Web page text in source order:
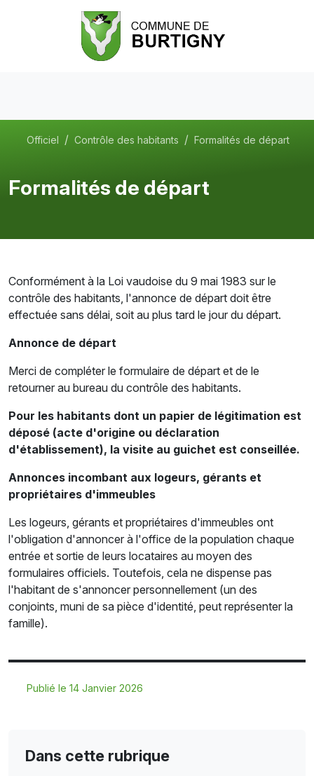
Officiel Contrôle des habitants Formalités de départ
Formalités de départ
Conformément à la Loi vaudoise du 9 mai 1983 sur le
contrôle des habitants, l'annonce de départ doit être
effectuée sans délai, soit au plus tard le jour du départ.
Annonce de départ
Merci de compléter le formulaire de départ et de le
retourner au bureau du contrôle des habitants.
Pour les habitants dont un papier de légitimation est
déposé (acte d'origine ou déclaration
d'établissement), la visite au guichet est conseillée.
Annonces incombant aux logeurs, gérants et
propriétaires d'immeubles
Les logeurs, gérants et propriétaires d'immeubles ont
l'obligation d'annoncer à l'office de la population chaque
entrée et sortie de leurs locataires au moyen des
formulaires officiels. Toutefois, cela ne dispense pas
l'habitant de s'annoncer personnellement (un des
conjoints, muni de sa pièce d'identité, peut représenter la
famille).
Publié le 14 Janvier 2026
Dans cette rubrique